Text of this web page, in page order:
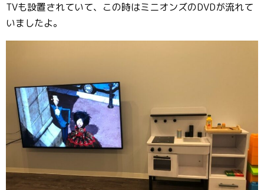
TVも設置されていて、この時はミニオンズのDVDが流れて
いましたよ。